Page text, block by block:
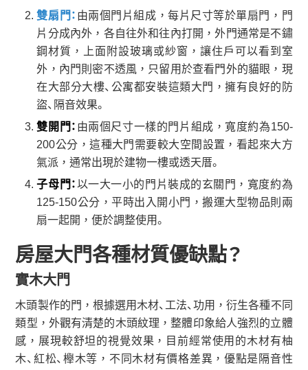
雙扇門： 由兩個門片組成，每片尺寸等於單扇門，門
片分成內外，各自往外和往內打開，外門通常是不鏽
鋼材質，上面附設玻璃或紗窗，讓住戶可以看到室
外，內門則密不透風，只留用於查看門外的貓眼，現
在大部分大樓、公寓都安裝這類大門，擁有良好的防
盜、隔音效果。
雙開門： 由兩個尺寸一樣的門片組成，寬度約為150-
200公分，這種大門需要較大空間設置，看起來大方
氣派，通常出現於建物一樓或透天厝。
子母門：以一大一小的門片裝成的玄關門，寬度約為
125-150公分，平時出入開小門，搬運大型物品則兩
扇一起開，便於調整使用。
房屋大門各種材質優缺點？
實木大門
木頭製作的門，根據選用木材、工法、功用，衍生各種不同
類型，外觀有清楚的木頭紋理，整體印象給人強烈的立體
感，展現較舒坦的視覺效果，目前經常使用的木材有柚
木、紅松、櫸木等，不同木材有價格差異，優點是隔音性